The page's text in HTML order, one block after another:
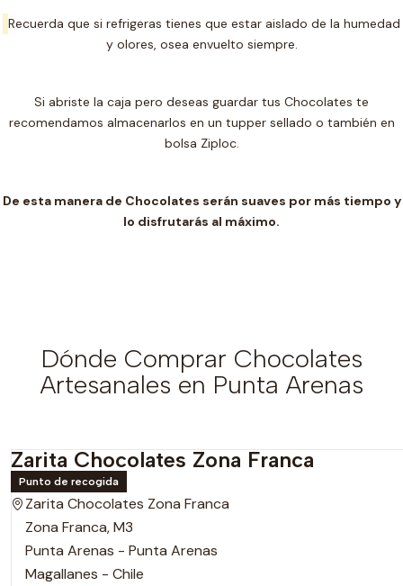
Recuerda que si refrigeras tienes que estar aislado de la humedad
y olores, osea envuelto siempre.
Si abriste la caja pero deseas guardar tus Chocolates te
recomendamos almacenarlos en un tupper sellado o también en
bolsa Ziploc.
De esta manera de Chocolates serán suaves por más tiempo y
lo disfrutarás al máximo.
Dónde Comprar Chocolates
Artesanales en Punta Arenas
Zarita Chocolates Zona Franca
Punto de recogida
Zarita Chocolates Zona Franca
Zona Franca, M3
Punta Arenas - Punta Arenas
Magallanes - Chile